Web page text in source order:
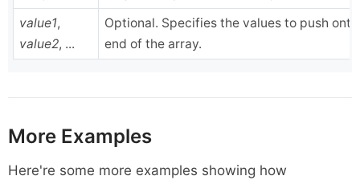
value1,
value2, ...
Optional. Specifies the values to push
end of the array.
More Examples
Here're some more examples showing how